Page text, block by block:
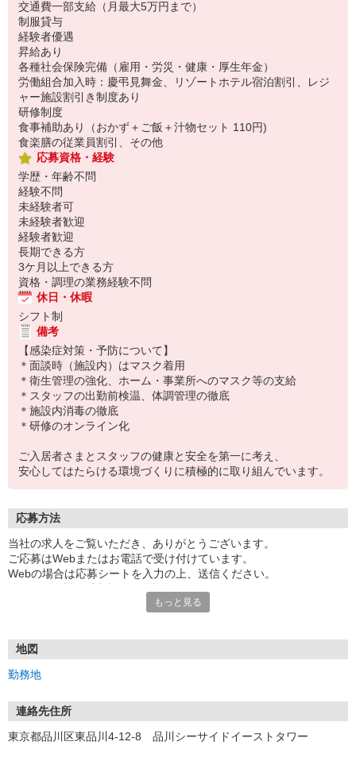
交通費一部支給（月最大5万円まで）
制服貸与
経験者優遇
昇給あり
各種社会保険完備（雇用・労災・健康・厚生年金）
労働組合加入時：慶弔見舞金、リゾートホテル宿泊割引、レジ
ャー施設割引き制度あり
研修制度
食事補助あり（おかず＋ご飯＋汁物セット 110円)
食楽膳の従業員割引、その他
応募資格・経験
学歴・年齢不問
経験不問
未経験者可
未経験者歓迎
経験者歓迎
長期できる方
3ケ月以上できる方
資格・調理の業務経験不問
休日・休暇
シフト制
備考
【感染症対策・予防について】
＊面談時（施設内）はマスク着用
＊衛生管理の強化、ホーム・事業所へのマスク等の支給
＊スタッフの出勤前検温、体調管理の徹底
＊施設内消毒の徹底
＊研修のオンライン化
ご入居者さまとスタッフの健康と安全を第一に考え、
安心してはたらける環境づくりに積極的に取り組んでいます。
応募方法
当社の求人をご覧いただき、ありがとうございます。
ご応募はWebまたはお電話で受け付けています。
Webの場合は応募シートを入力の上、送信ください。
〈2．面談〉仕事内容や職場についての気になることやご希望等、な
※履歴書の持参は不要です。
〈3．採用〉勤務開始日もお気軽にご相談ください。
※応募の秘密は厳守します。
もっと見る
地図
勤務地
連絡先住所
東京都品川区東品川4-12-8 品川シーサイドイーストタワー